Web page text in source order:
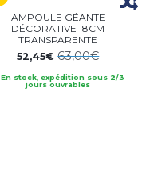
AMPOULE GÉANTE
DÉCORATIVE 18CM
TRANSPARENTE
52,45€63,00€
En stock, expédition sous 2/3
jours ouvrables